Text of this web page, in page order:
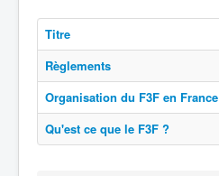
Titre
Règlements
Organisation du F3F en France
Qu'est ce que le F3F ?